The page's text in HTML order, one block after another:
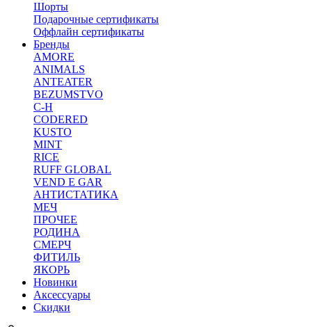
Шорты
Подарочные сертификаты
Оффлайн сертификаты
Бренды
AMORE
ANIMALS
ANTEATER
BEZUMSTVO
C-H
CODERED
KUSTO
MINT
RICE
RUFF GLOBAL
VEND E GAR
АНТИСТАТИКА
МЕЧ
ПРОЧЕЕ
РОДИНА
СМЕРЧ
ФИТИЛЬ
ЯКОРЬ
Новинки
Аксессуары
Скидки